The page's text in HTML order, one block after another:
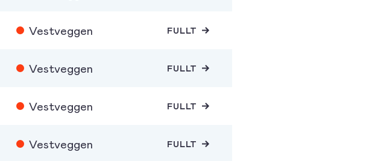
Vestveggen FULLT
Vestveggen FULLT
Vestveggen FULLT
Vestveggen FULLT